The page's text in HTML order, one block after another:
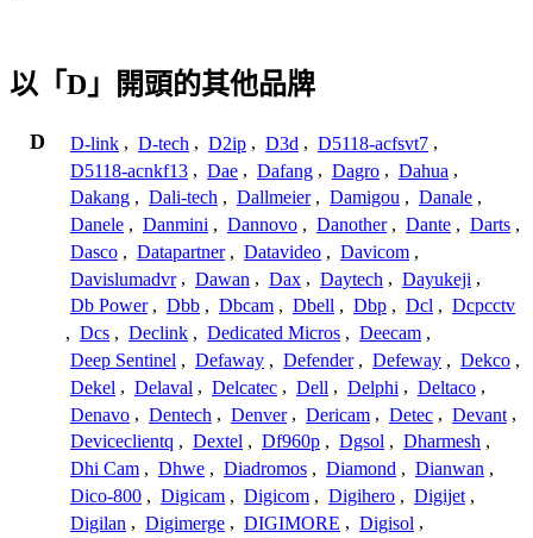
以「D」開頭的其他品牌
D D-link , D-tech , D2ip , D3d , D5118-acfsvt7 ,
D5118-acnkf13 , Dae , Dafang , Dagro , Dahua ,
Dakang , Dali-tech , Dallmeier , Damigou , Danale ,
Danele , Danmini , Dannovo , Danother , Dante , Darts ,
Dasco , Datapartner , Datavideo , Davicom ,
Davislumadvr , Dawan , Dax , Daytech , Dayukeji ,
Db Power , Dbb , Dbcam , Dbell , Dbp , Dcl , Dcpcctv
, Dcs , Declink , Dedicated Micros , Deecam ,
Deep Sentinel , Defaway , Defender , Defeway , Dekco ,
Dekel , Delaval , Delcatec , Dell , Delphi , Deltaco ,
Denavo , Dentech , Denver , Dericam , Detec , Devant ,
Deviceclientq , Dextel , Df960p , Dgsol , Dharmesh ,
Dhi Cam , Dhwe , Diadromos , Diamond , Dianwan ,
Dico-800 , Digicam , Digicom , Digihero , Digijet ,
Digilan , Digimerge , DIGIMORE , Digisol ,